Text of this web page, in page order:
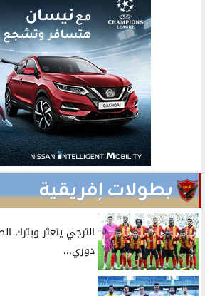
بطولات إفريقية
الترجي يتعثر ويترك
دوري...